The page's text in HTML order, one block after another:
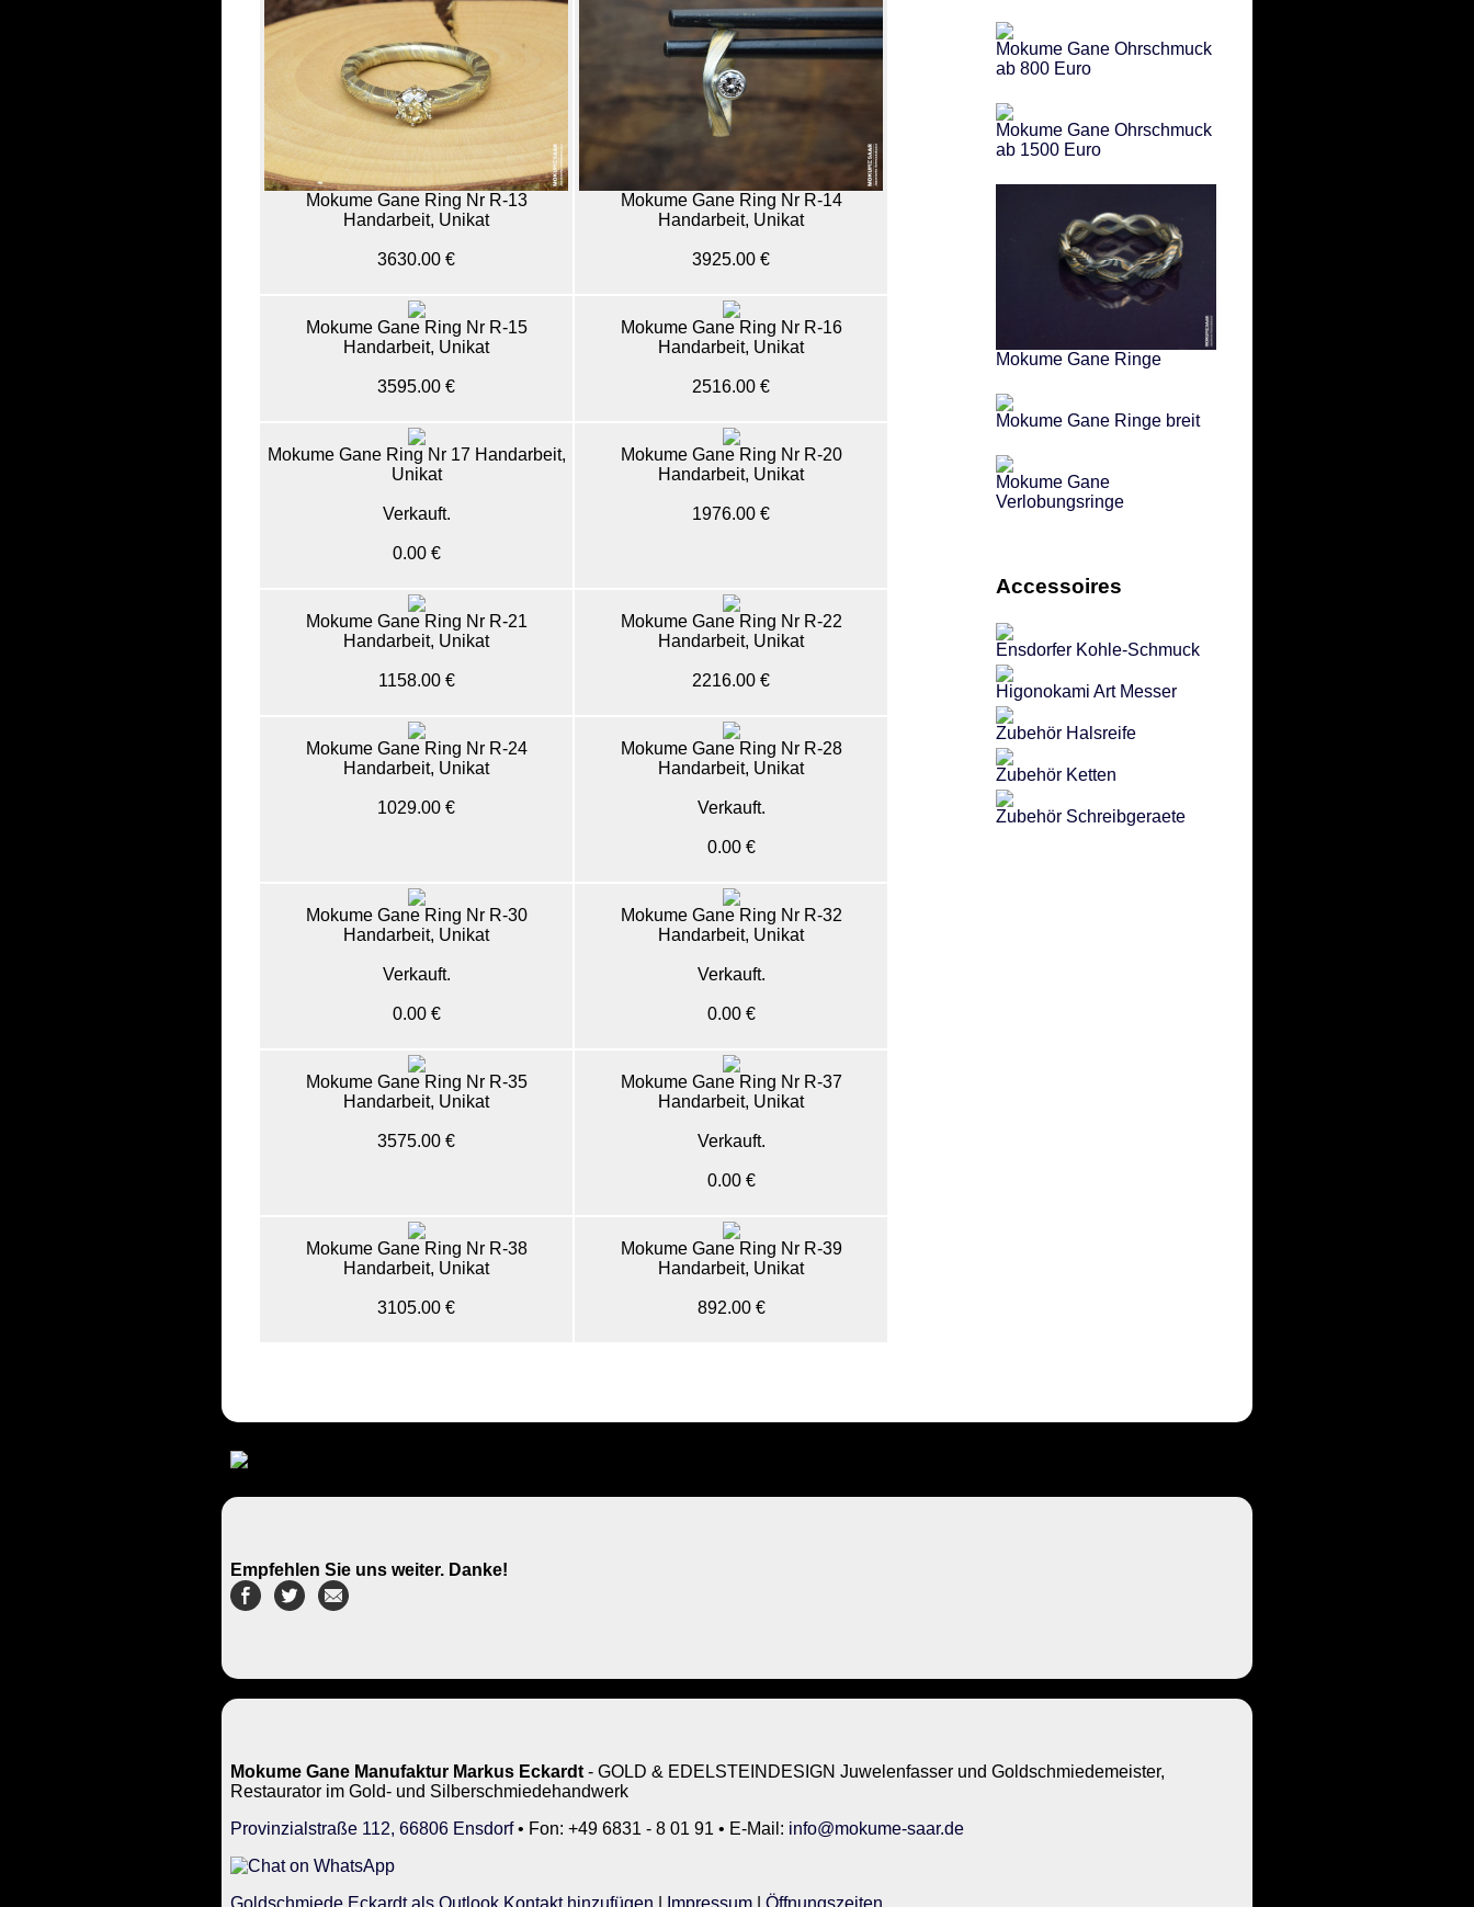
Mokume Gane Ring Nr R-13
Handarbeit, Unikat
3630.00 €
Mokume Gane Ring Nr R-14
Handarbeit, Unikat
3925.00 €
Mokume Gane Ring Nr R-15
Handarbeit, Unikat
3595.00 €
Mokume Gane Ring Nr R-16
Handarbeit, Unikat
2516.00 €
Mokume Gane Ring Nr 17 Handarbeit,
Unikat
Verkauft.
0.00 €
Mokume Gane Ring Nr R-20
Handarbeit, Unikat
1976.00 €
Mokume Gane Ring Nr R-21
Handarbeit, Unikat
1158.00 €
Mokume Gane Ring Nr R-22
Handarbeit, Unikat
2216.00 €
Mokume Gane Ring Nr R-24
Handarbeit, Unikat
1029.00 €
Mokume Gane Ring Nr R-28
Handarbeit, Unikat
Verkauft.
0.00 €
Mokume Gane Ring Nr R-30
Handarbeit, Unikat
Verkauft.
0.00 €
Mokume Gane Ring Nr R-32
Handarbeit, Unikat
Verkauft.
0.00 €
Mokume Gane Ring Nr R-35
Handarbeit, Unikat
3575.00 €
Mokume Gane Ring Nr R-37
Handarbeit, Unikat
Verkauft.
0.00 €
Mokume Gane Ring Nr R-38
Handarbeit, Unikat
3105.00 €
Mokume Gane Ring Nr R-39
Handarbeit, Unikat
892.00 €
Mokume Gane Ohrschmuck
ab 800 Euro
Mokume Gane Ohrschmuck
ab 1500 Euro
Mokume Gane Ringe
Mokume Gane Ringe breit
Mokume Gane
Verlobungsringe
Accessoires
Ensdorfer Kohle-Schmuck
Higonokami Art Messer
Zubehör Halsreife
Zubehör Ketten
Zubehör Schreibgeraete
Empfehlen Sie uns weiter. Danke!
Mokume Gane Manufaktur Markus Eckardt - GOLD & EDELSTEINDESIGN Juwelenfasser und Goldschmiedemeister,
Restaurator im Gold- und Silberschmiedehandwerk
Provinzialstraße 112, 66806 Ensdorf• Fon: +49 6831 - 8 01 91 • E-Mail: info@mokume-saar.de
Goldschmiede Eckardt als Outlook Kontakt hinzufügen Impressum Öffnungszeiten